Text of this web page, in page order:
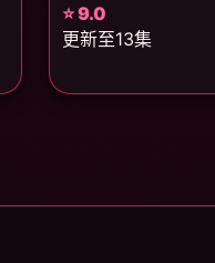
⭐ 9.0
更新至13集